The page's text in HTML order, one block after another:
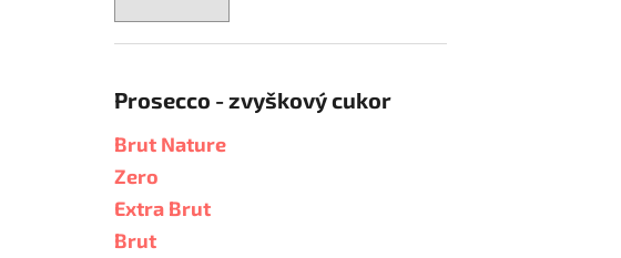
Prosecco - zvyškový cukor
Brut Nature
Zero
Extra Brut
Brut